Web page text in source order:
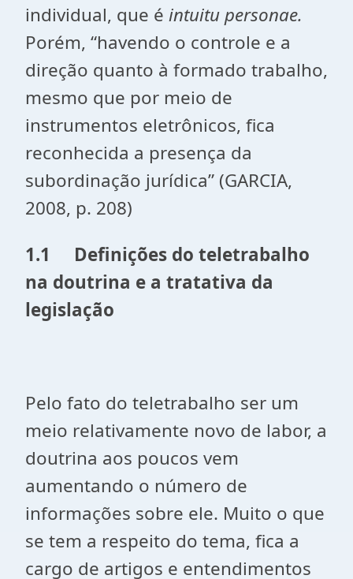
individual, que é intuitu personae.
Porém, “havendo o controle e a
direção quanto à formado trabalho,
mesmo que por meio de
instrumentos eletrônicos, fica
reconhecida a presença da
subordinação jurídica” (GARCIA,
2008, p. 208)
1.1 Definições do teletrabalho
na doutrina e a tratativa da
legislação
Pelo fato do teletrabalho ser um
meio relativamente novo de labor, a
doutrina aos poucos vem
aumentando o número de
informações sobre ele. Muito o que
se tem a respeito do tema, fica a
cargo de artigos e entendimentos